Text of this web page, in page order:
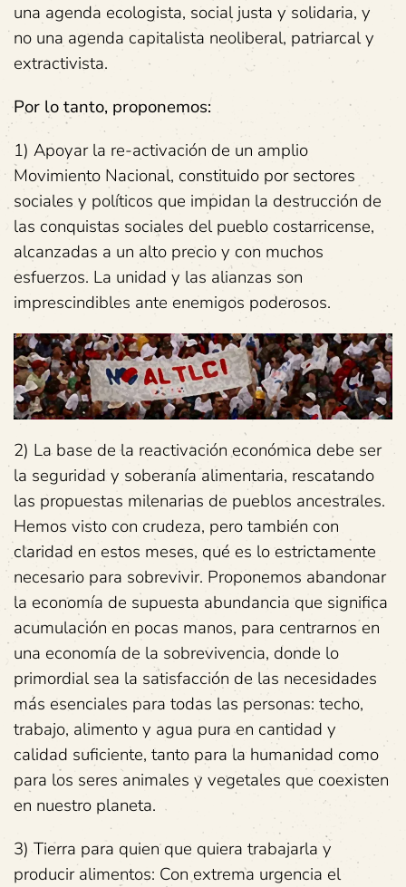
una agenda ecologista, social justa y solidaria, y
no una agenda capitalista neoliberal, patriarcal y
extractivista.
Por lo tanto, proponemos:
1) Apoyar la re-activación de un amplio
Movimiento Nacional, constituido por sectores
sociales y políticos que impidan la destrucción de
las conquistas sociales del pueblo costarricense,
alcanzadas a un alto precio y con muchos
esfuerzos. La unidad y las alianzas son
imprescindibles ante enemigos poderosos.
2) La base de la reactivación económica debe ser
la seguridad y soberanía alimentaria, rescatando
las propuestas milenarias de pueblos ancestrales.
Hemos visto con crudeza, pero también con
claridad en estos meses, qué es lo estrictamente
necesario para sobrevivir. Proponemos abandonar
la economía de supuesta abundancia que significa
acumulación en pocas manos, para centrarnos en
una economía de la sobrevivencia, donde lo
primordial sea la satisfacción de las necesidades
más esenciales para todas las personas: techo,
trabajo, alimento y agua pura en cantidad y
calidad suficiente, tanto para la humanidad como
para los seres animales y vegetales que coexisten
en nuestro planeta.
3) Tierra para quien que quiera trabajarla y
producir alimentos: Con extrema urgencia el